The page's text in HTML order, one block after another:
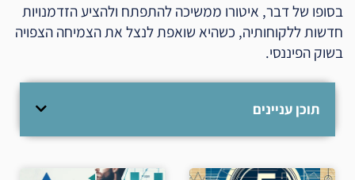
בסופו של דבר, איטורו ממשיכה להתפתח ולהציע הזדמנויות
חדשות ללקוחותיה, כשהיא שואפת לנצל את הצמיחה הצפויה
בשוק הפיננסי.
תוכן עניינים